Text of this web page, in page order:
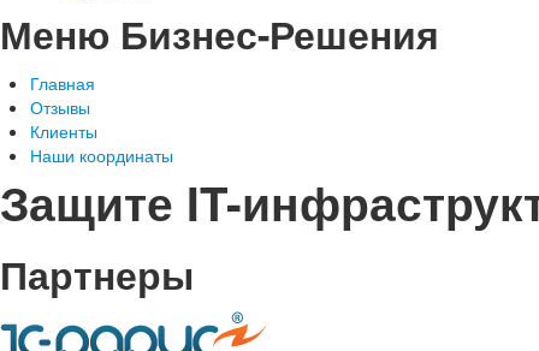
Меню Бизнес-Решения
Главная
Отзывы
Клиенты
Наши координаты
Защите IT-
Партнеры